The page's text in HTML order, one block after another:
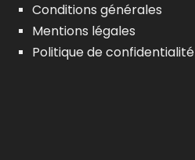
Conditions générales
Mentions légales
Politique de confidentialité